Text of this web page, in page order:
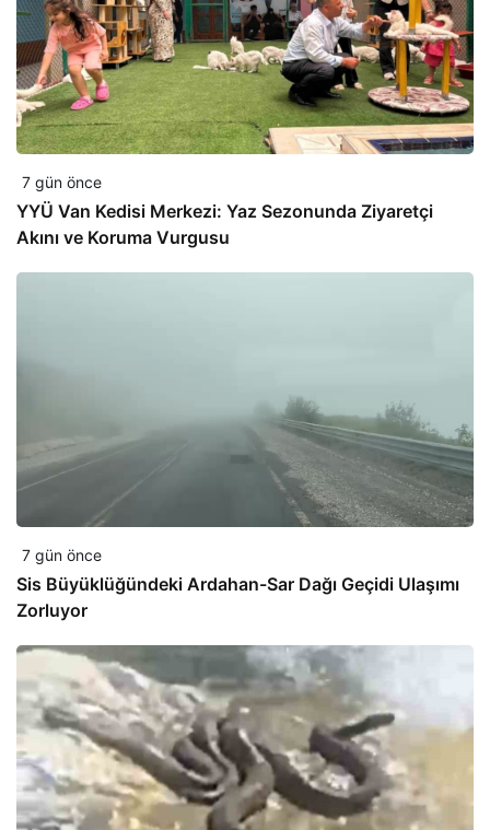
7 gün önce
YYÜ Van Kedisi Merkezi: Yaz Sezonunda Ziyaretçi
Akını ve Koruma Vurgusu
7 gün önce
Sis Büyüklüğündeki Ardahan-Sar Dağı Geçidi Ulaşımı
Zorluyor